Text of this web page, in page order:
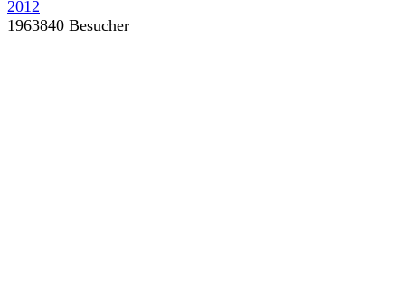
1963840 Besucher